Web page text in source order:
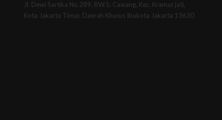
Jl. Dewi Sartika No.289, RW.5, Cawang, Kec. Kramat jati,
Kota Jakarta Timur, Daerah Khusus Ibukota Jakarta 13630